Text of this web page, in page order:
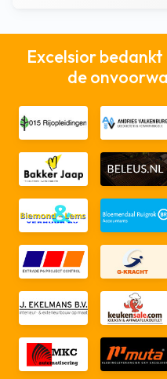
Excelsior
de